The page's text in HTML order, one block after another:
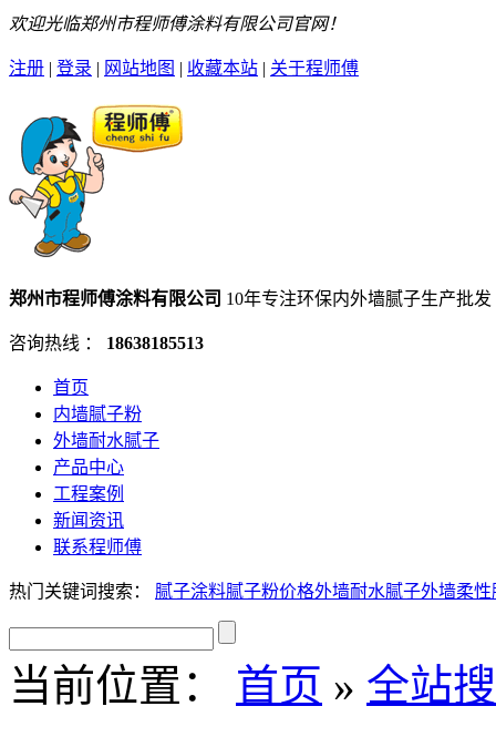
欢迎光临郑州市程师傅涂料有限公司官网！
注册 | 登录 | 网站地图 | 收藏本站 | 关于程师傅
郑州市程师傅涂料有限公司 10年专注环保内外墙腻子生产批发
咨询热线 ： 18638185513
首页
内墙腻子粉
外墙耐水腻子
产品中心
工程案例
新闻资讯
联系程师傅
热门关键词搜索： 腻子涂料腻子粉价格外墙耐水腻子外墙柔性
当前位置： 首页 » 全站